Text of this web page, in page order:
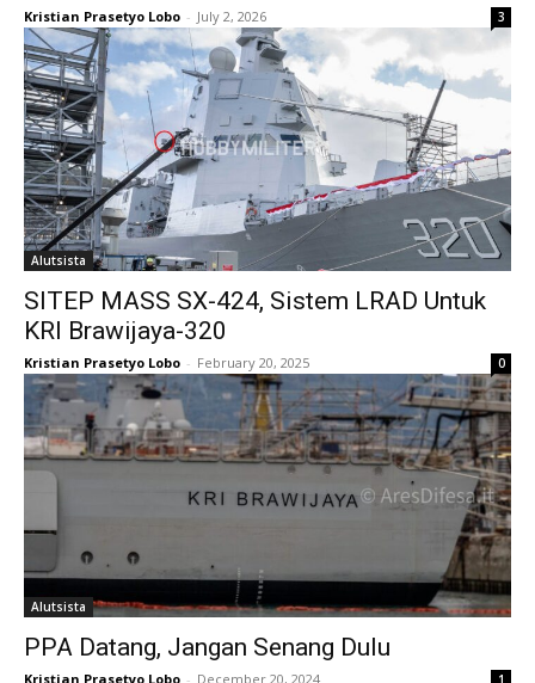
Kristian Prasetyo Lobo - July 2, 2026 3
Alutsista
SITEP MASS SX-424, Sistem LRAD Untuk
KRI Brawijaya-320
Kristian Prasetyo Lobo - February 20, 2025 0
Alutsista
PPA Datang, Jangan Senang Dulu
Kristian Prasetyo Lobo - December 20, 2024 1